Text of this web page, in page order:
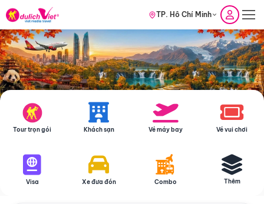
TP. Hồ Chí Minh
Tour trọn gói Khách sạn Vé máy bay Vé vui chơi
Visa Xe đưa đón Combo Thêm